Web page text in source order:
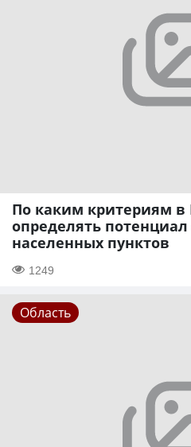
По каким критериям в
определять потенциал
населенных пунктов
1249
Область